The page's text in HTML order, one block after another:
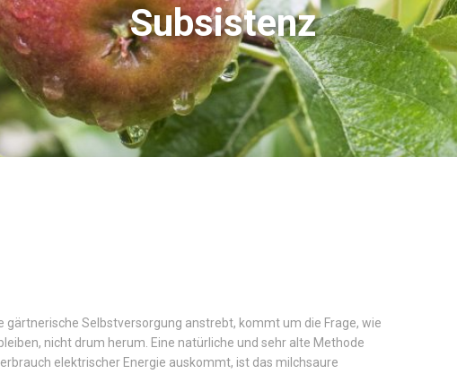
Subsistenz
Selbstversorgung anstrebt, kommt um die Frage, wie
nicht drum herum. Eine natürliche und sehr alte Methode
elektrischer Energie auskommt, ist das milchsaure